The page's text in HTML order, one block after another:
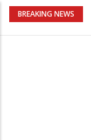
BREAKING NEWS